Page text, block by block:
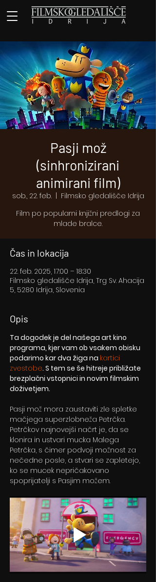
Pasji mož
(sinhronizirani
animirani film)
sob., 22. feb.
  |
Filmsko gledališče Idrija
Film po popularni knjižni predlogi za
mlade bralce.
Čas in lokacija
22. feb. 2025, 17:00 – 18:30
Filmsko gledališče Idrija, Trg Sv. Ahacija
5, 5280 Idrija, Slovenia
Opis
Ta dogodek je del našega art kino
programa, kjer vam ob vsakem obisku
podarimo kar dva žiga na kartici
zvestobe. S tem se še hitreje približate
brezplačni vstopnici in novim filmskim
doživetjem.
Pasji mož mora zaustaviti zle spletke
mačjega superzlobneža Petrčka.
Petrčkov najnovejši načrt je, da se
klonira in ustvari mucka Malega
Petrčka, s čimer podvoji možnost za
nečedne posle, a stvari se zapletejo,
ko se mucek nepričakovano
spoprijatelji s Pasjim možem.